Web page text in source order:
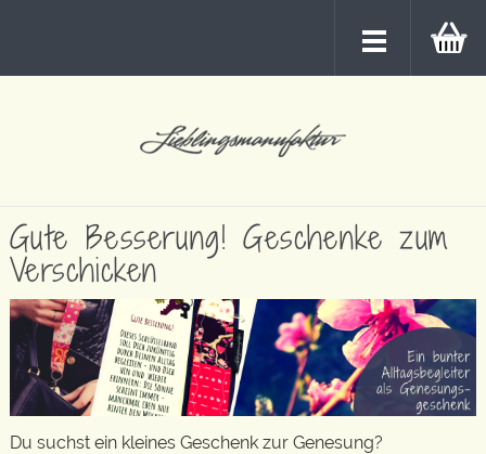
Gute Besserung! Geschenke zum
Verschicken
Du suchst ein kleines Geschenk zur Genesung?